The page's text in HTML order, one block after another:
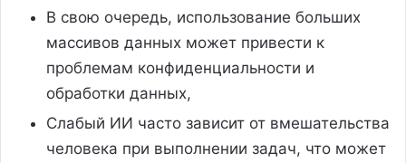
В свою очередь, использование больших
массивов данных может привести к
проблемам конфиденциальности и
обработки данных,
Слабый ИИ часто зависит от вмешательства
человека при выполнении задач, что может